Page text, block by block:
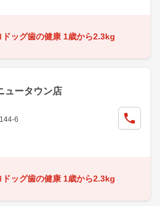
ドッグ歯の健康 1歳から2.3kg
ュータウン店
6
ドッグ歯の健康 1歳から2.3kg